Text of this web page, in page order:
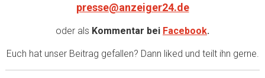
presse@anzeiger24.de
oder als Kommentar bei Facebook.
Euch hat unser Beitrag gefallen? Dann liked und teilt ihn gerne.